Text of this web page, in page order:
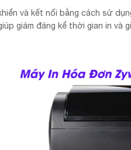
và kết nối bằng cách sử
giảm đáng kể thời gian in